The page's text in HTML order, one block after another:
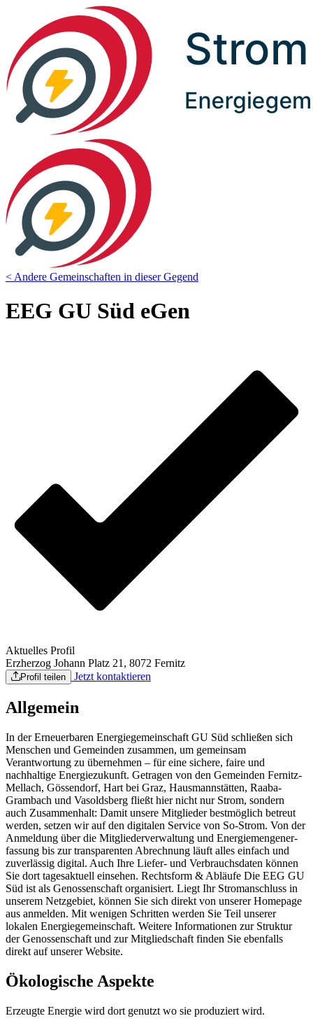
< Andere Gemeinschaften in dieser Gegend
EEG GU Süd eGen
Aktuelles Profil
Erzherzog Johann Platz 21, 8072 Fernitz
Profil teilen Jetzt kontaktieren
Allgemein
In der Erneuerbaren Energiegemeinschaft GU Süd schließen sich
Menschen und Gemeinden zusammen, um gemeinsam
Verantwortung zu übernehmen – für eine sichere, faire und
nachhaltige Energiezukunft. Getragen von den Gemeinden Fernitz-
Mellach, Gössendorf, Hart bei Graz, Hausmannstätten, Raaba-
Grambach und Vasoldsberg fließt hier nicht nur Strom, sondern
auch Zusammenhalt: Damit unsere Mit­glieder best­möglich betreut
werden, setzen wir auf den digitalen Service von So-Strom. Von der
Anmel­dung über die Mit­glieder­verwal­tung und Energie­mengen­er­
fassung bis zur trans­paren­ten Abrech­nung läuft alles einfach und
zuver­lässig digital. Auch Ihre Liefer- und Verbrauchs­daten können
Sie dort tages­aktuell einsehen. Rechtsform & Abläufe Die EEG GU
Süd ist als Genossen­schaft organi­siert. Liegt Ihr Strom­an­schluss in
unserem Netz­gebiet, können Sie sich direkt von unserer Homepage
aus anmelden. Mit wenigen Schritten werden Sie Teil unserer
lokalen Energie­gemein­schaft. Weitere In­for­mationen zur Struk­tur
der Genossen­schaft und zur Mit­glied­schaft finden Sie eben­falls
direkt auf unserer Website.
Ökologische Aspekte
Erzeugte Energie wird dort genutzt wo sie produziert wird.